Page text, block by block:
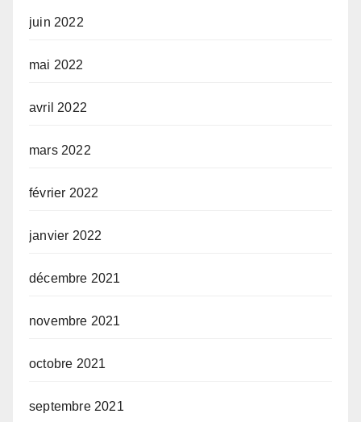
juin 2022
mai 2022
avril 2022
mars 2022
février 2022
janvier 2022
décembre 2021
novembre 2021
octobre 2021
septembre 2021